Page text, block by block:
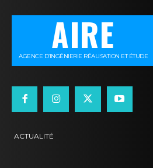
AIRE
AGENCE D’INGÉNIERIE RÉALISATION ET ÉTUDE
ACTUALITÉ